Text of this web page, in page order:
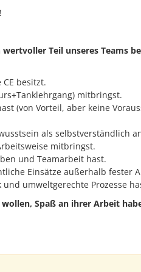
Teil unseres Teams
besitzt.
mitbringst.
(von Vorteil, aber keine
als selbstverständlich
mitbringst.
und Teamarbeit hast.
Einsätze außerhalb fester
umweltgerechte Prozesse
Spaß an ihrer Arbeit